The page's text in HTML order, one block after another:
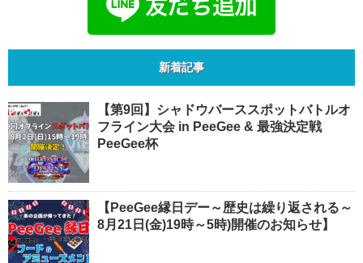
新着記事
【第9回】シャドウバーススポットバトルオ
フライン大会 in PeeGee & 最強決定戦
PeeGee杯
【PeeGee縁日デー～歴史は繰り返される～
8月21日(金)19時～5時)開催のお知らせ】